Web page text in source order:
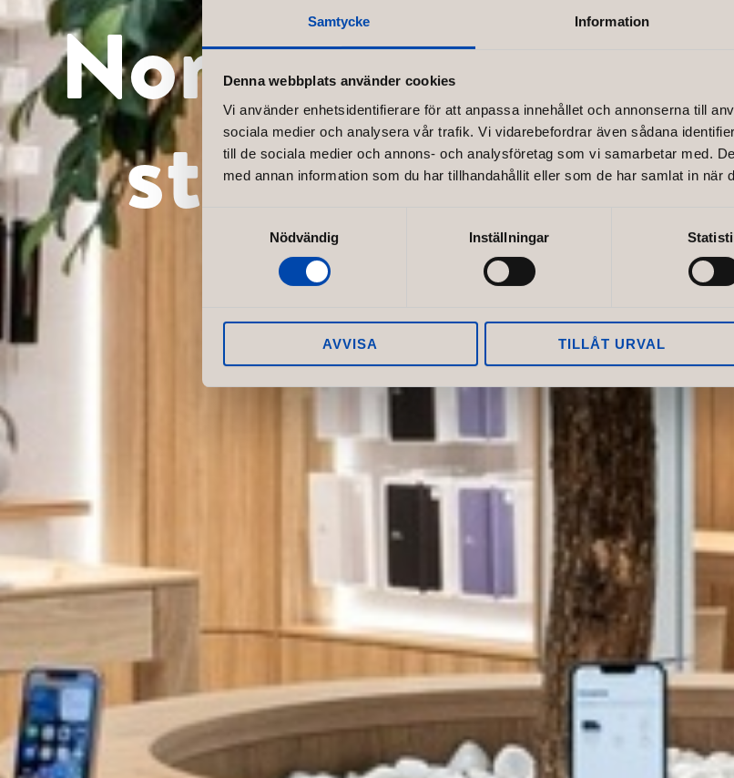
Samtycke Information
Denna webbplats använder cookies
Vi använder enhetsidentifierare för att anpassa innehållet och annonserna till
sociala medier och analysera vår trafik. Vi vidarebefordrar även sådana
till de sociala medier och annons- och analysföretag som vi samarbetar med.
med annan information som du har tillhandahållit eller som de har samlat in när
Nödvändig
Inställningar
AVVISA TILLÅT URVAL
Norco Interior
store to